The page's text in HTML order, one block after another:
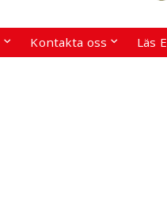
Kontakta oss Läs